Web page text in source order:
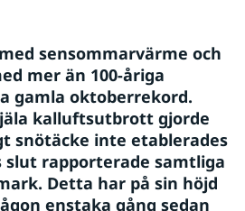
sensommarvärme och
mer än 100-åriga
gamla oktoberrekord.
kalluftsutbrott gjorde
snötäcke inte etablerades
slut rapporterade samtliga
Detta har på sin höjd
enstaka gång sedan